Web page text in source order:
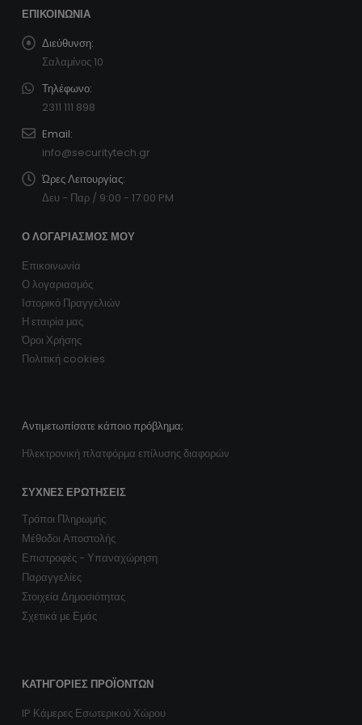
ΕΠΙΚΟΙΝΩΝΊΑ
Διεύθυνση:
Σαλαμίνος 10
Τηλέφωνο:
2311 111 898
Email:
info@securitytech.gr
Ώρες Λειτουργίας:
Δευ - Παρ / 9:00 - 17:00 PM
Ο ΛΟΓΑΡΙΑΣΜΌΣ ΜΟΥ
Επικοινωνία
Ο λογαριασμός
Ιστορικό Πραγγελιών
Η εταιρία μας
Όροι Χρήσης
Πολιτική cookies
Αντιμετωπίσατε κάποιο πρόβλημα;
Ηλεκτρονική πλατφόρμα επίλυσης διαφορών
ΣΥΧΝΈΣ ΕΡΩΤΉΣΕΙΣ
Τρόποι Πληρωμής
Μέθοδοι Αποστολής
Επιστροφές - Υπαναχώρηση
Παραγγελίες
Στοιχεία Δημοσιότητας
Σχετικά με Εμάς
ΚΑΤΗΓΟΡΊΕΣ ΠΡΟΪΌΝΤΩΝ
IP Κάμερες Εσωτερικού Χώρου